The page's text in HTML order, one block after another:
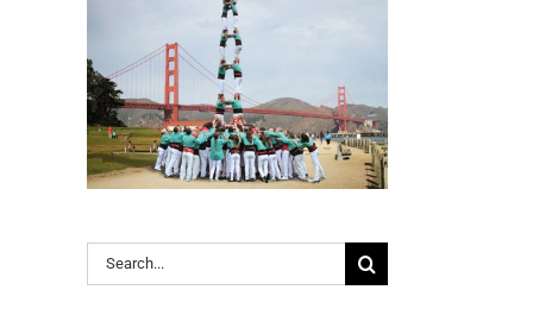
Search
for: